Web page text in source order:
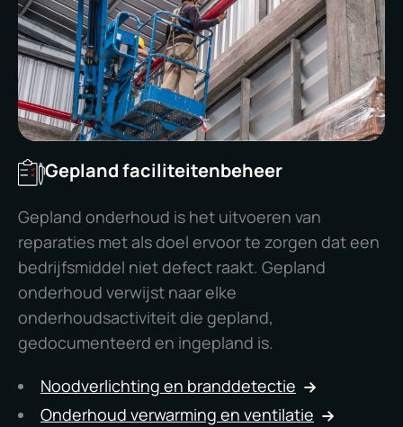
Gepland faciliteitenbeheer
Gepland onderhoud is het uitvoeren van
reparaties met als doel ervoor te zorgen dat een
bedrijfsmiddel niet defect raakt. Gepland
onderhoud verwijst naar elke
onderhoudsactiviteit die gepland,
gedocumenteerd en ingepland is.
Noodverlichting en branddetectie
Onderhoud verwarming en ventilatie